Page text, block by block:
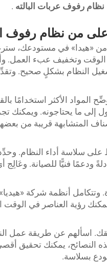
نظام رفوف عربات البالته .
من نظام رفوف
من «هيدا» في مستودعك،
الوقت وتخفيف عبء
النظام بشكلٍ صحيح.
المواد الأكثر استخدامًا
ما يحتاجونه. ويمكنك
المتشابهة قريبة من
على سلاسة أداء
ودعمًا فنيًّا للصيانة.
أنظمة شركة
رؤية العناصر في
اسألهم عن طريقة عمل
النصائح، يمكنك تحقيق
بسلاسة.